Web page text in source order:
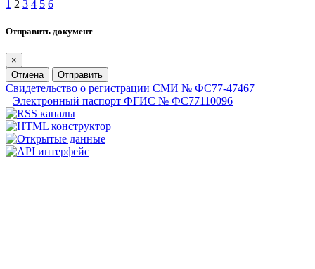
1 2 3 4 5 6
Отправить документ
×
Отмена
Отправить
Свидетельство о регистрации СМИ № ФС77-47467
Электронный паспорт ФГИС № ФС77110096